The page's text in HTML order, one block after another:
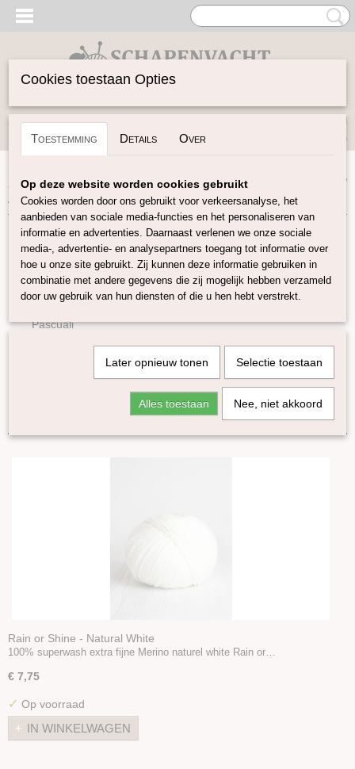
Inloggen Registreren
(0)
Home>Garen>Merken>DHG> Rain or Shine: Merino wol
20 Kleuren
Garen
Soort Garen
Merken
Pascuali
Kremke Soul Wool
Boeken en Patronen
Sorteer op:
Rain or Shine - Natural White
100% superwash extra fijne Merino naturel white Rain or…
€ 7,75
✓ Op voorraad
IN WINKELWAGEN
Cookies toestaan Opties
Toestemming Details Over
Op deze website worden cookies gebruikt
Cookies worden door ons gebruikt voor verkeersanalyse, het
aanbieden van sociale media-functies en het personaliseren van
informatie en advertenties. Daarnaast verlenen we onze sociale
media-, advertentie- en analysepartners toegang tot informatie over
hoe u onze site gebruikt. Zij kunnen deze informatie gebruiken in
combinatie met andere gegevens die zij mogelijk hebben verzameld
door uw gebruik van hun diensten of die u hen hebt verstrekt.
Later opnieuw tonen Selectie toestaan
Alles toestaan Nee, niet akkoord